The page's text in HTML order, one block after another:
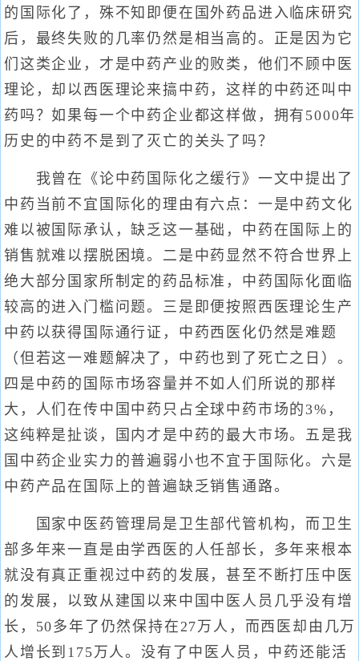
的国际化了，殊不知即便在国外药品进入临床研究
后，最终失败的几率仍然是相当高的。正是因为它
们这类企业，才是中药产业的败类，他们不顾中医
理论，却以西医理论来搞中药，这样的中药还叫中
药吗？如果每一个中药企业都这样做，拥有5000年
历史的中药不是到了灭亡的关头了吗？
我曾在《论中药国际化之缓行》一文中提出了
中药当前不宜国际化的理由有六点：一是中药文化
难以被国际承认，缺乏这一基础，中药在国际上的
销售就难以摆脱困境。二是中药显然不符合世界上
绝大部分国家所制定的药品标准，中药国际化面临
较高的进入门槛问题。三是即便按照西医理论生产
中药以获得国际通行证，中药西医化仍然是难题
（但若这一难题解决了，中药也到了死亡之日）。
四是中药的国际市场容量并不如人们所说的那样
大，人们在传中国中药只占全球中药市场的3%，
这纯粹是扯谈，国内才是中药的最大市场。五是我
国中药企业实力的普遍弱小也不宜于国际化。六是
中药产品在国际上的普遍缺乏销售通路。
国家中医药管理局是卫生部代管机构，而卫生
部多年来一直是由学西医的人任部长，多年来根本
就没有真正重视过中药的发展，甚至不断打压中医
的发展，以致从建国以来中国中医人员几乎没有增
长，50多年了仍然保持在27万人，而西医却由几万
人增长到175万人。没有了中医人员，中药还能活